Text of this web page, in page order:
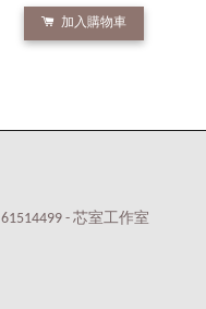
加入購物車
61514499 - 芯室工作室